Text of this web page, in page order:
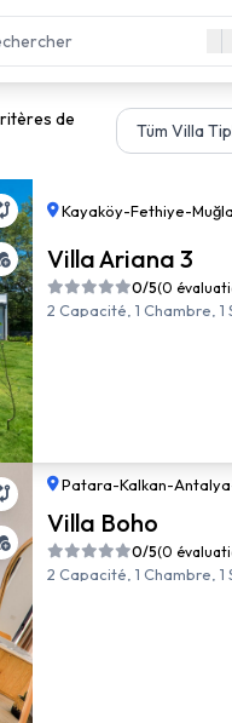
de
Kayaköy-Fethiye-Muğla
Villa Ariana 3
0/5(0
2 Capacité, 1 Chambre, 1
Patara-Kalkan-Antalya
Villa Boho
0/5(0
2 Capacité, 1 Chambre, 1